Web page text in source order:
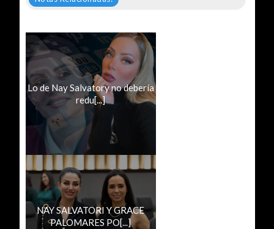
Lo de Nay Salvatory no debería
redu[...]
NAY SALVATORI Y GRACE
PALOMARES PO[...]